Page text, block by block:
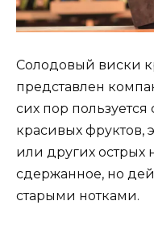
Солодовый виски
представлен
сих пор
красивых фруктов,
или других острых
сдержанное, но
старыми нотками.